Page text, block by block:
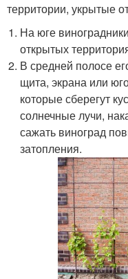
территории, укрытые
На юге
открытых
В средней полосе
щита, экрана или
которые сберегут
солнечные лучи,
сажать виноград
затопления.